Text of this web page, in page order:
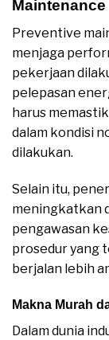
Maintenance
Preventive
menjaga
pekerjaan
pelepasan
harus
dalam kondisi
dilakukan.
Selain itu,
meningkatkan
pengawasan
prosedur yang
berjalan lebih
Makna Murah
Dalam dunia